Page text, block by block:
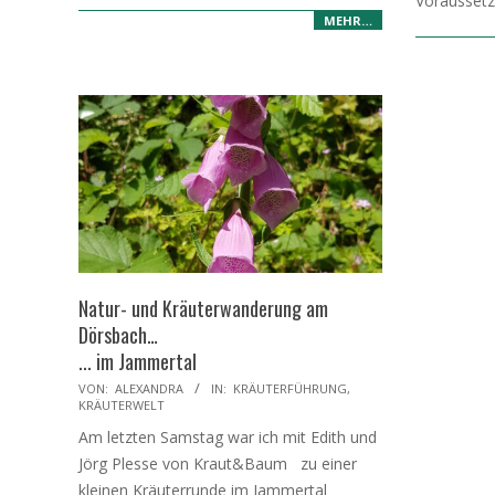
MEHR…
Natur- und Kräuterwanderung am
Dörsbach…
... im Jammertal
2023-
06-
08
VON: ALEXANDRA IN: KRÄUTERFÜHRUNG,
KRÄUTERWELT
Am letzten Samstag war ich mit Edith und
Jörg Plesse von Kraut&Baum zu einer
kleinen Kräuterrunde im Jammertal